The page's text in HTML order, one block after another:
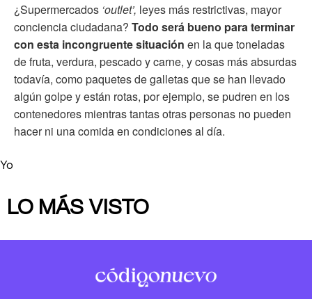
¿Supermercados ‘outlet’, leyes más restrictivas, mayor
conciencia ciudadana? Todo será bueno para terminar
con esta incongruente situación en la que toneladas
de fruta, verdura, pescado y carne, y cosas más absurdas
todavía, como paquetes de galletas que se han llevado
algún golpe y están rotas, por ejemplo, se pudren en los
contenedores mientras tantas otras personas no pueden
hacer ni una comida en condiciones al día.
Yo
LO MÁS VISTO